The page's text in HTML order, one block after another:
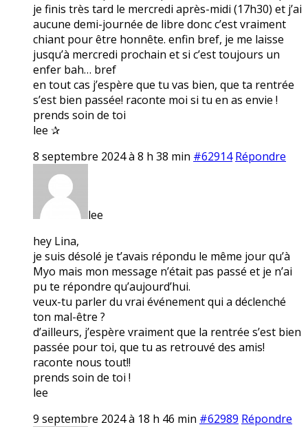
je finis très tard le mercredi après-midi (17h30) et j’ai
aucune demi-journée de libre donc c’est vraiment
chiant pour être honnête. enfin bref, je me laisse
jusqu’à mercredi prochain et si c’est toujours un
enfer bah… bref
en tout cas j’espère que tu vas bien, que ta rentrée
s’est bien passée! raconte moi si tu en as envie !
prends soin de toi
lee ✰
8 septembre 2024 à 8 h 38 min #62914 Répondre
lee
hey Lina,
je suis désolé je t’avais répondu le même jour qu’à
Myo mais mon message n’était pas passé et je n’ai
pu te répondre qu’aujourd’hui.
veux-tu parler du vrai événement qui a déclenché
ton mal-être ?
d’ailleurs, j’espère vraiment que la rentrée s’est bien
passée pour toi, que tu as retrouvé des amis!
raconte nous tout!!
prends soin de toi !
lee
9 septembre 2024 à 18 h 46 min #62989 Répondre